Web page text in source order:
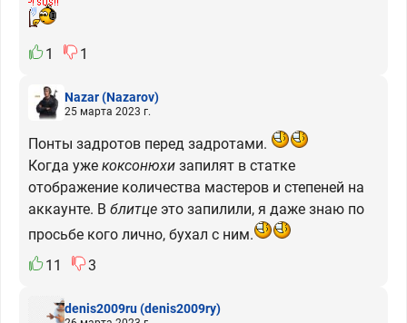
1 1
Nazar(Nazarov)
25 марта 2023 г.
Понты задротов перед задротами.
Когда уже коксонюхи запилят в статке
отображение количества мастеров и степеней на
аккаунте. В блитце это запилили, я даже знаю по
просьбе кого лично, бухал с ним.
11
3
denis2009ru(denis2009ry)